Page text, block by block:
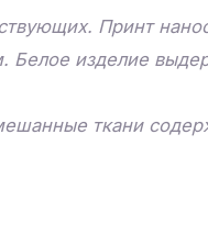
Принт
Белое изделие
ткани